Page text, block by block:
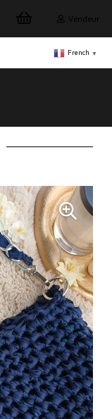
Vendeur
French ▼